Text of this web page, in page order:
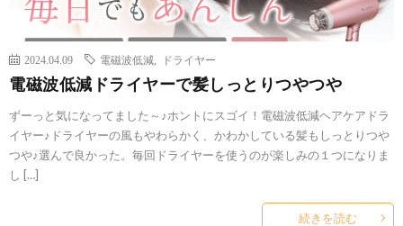
2024.04.09 電磁波低減 ドライヤー
電磁波低減ドライヤーで髪しっとりつやつや
ずーっと気になってました～♪ホントにスゴイ！電磁波低減ヘアケアドラ
イヤー♪ドライヤーの風もやわらかく、かわかしている髪もしっとりつや
つや♪選んで良かった。毎回ドライヤーを使うのが楽しみの１つになりま
し […]
続きを読む